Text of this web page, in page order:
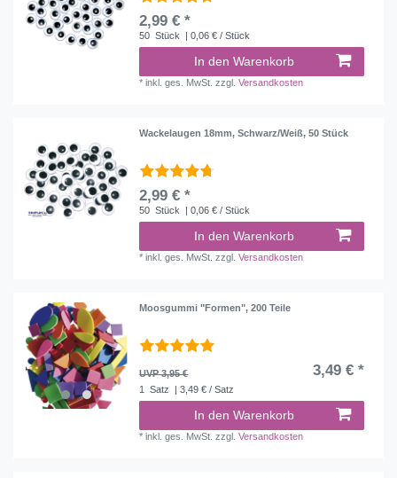
2,99 € *
50 Stück | 0,06 € / Stück
In den Warenkorb
*inkl. ges. MwSt. zzgl.Versandkosten
Wackelaugen 18mm, Schwarz/Weiß, 50 Stück
2,99 € *
50 Stück | 0,06 € / Stück
In den Warenkorb
*inkl. ges. MwSt. zzgl.Versandkosten
Moosgummi "Formen", 200 Teile
UVP 3,95 € 3,49 € *
1 Satz | 3,49 € / Satz
In den Warenkorb
*inkl. ges. MwSt. zzgl.Versandkosten